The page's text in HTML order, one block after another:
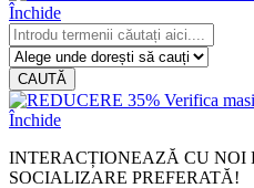
Închide
CAUTĂ
Închide
INTERACȚIONEAZĂ CU NOI
SOCIALIZARE PREFERATĂ!